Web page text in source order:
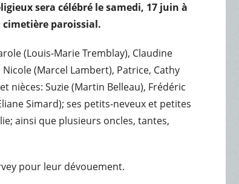
sera célébré le samedi, 17 juin à
cimetière paroissial.
(Louis-Marie Tremblay), Claudine
(Marcel Lambert), Patrice, Cathy
nièces: Suzie (Martin Belleau), Frédéric
Simard); ses petits-neveux et petites
ainsi que plusieurs oncles, tantes,
pour leur dévouement.